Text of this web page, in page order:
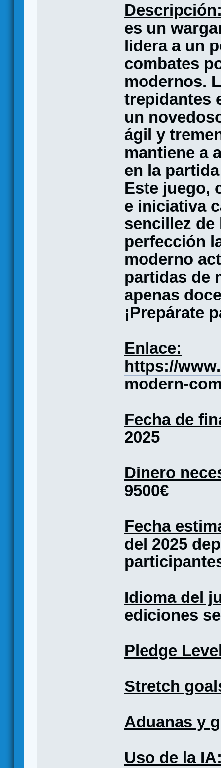
es un
lidera a un
combates
modernos.
trepidantes
un
ágil y
mantiene a
en la
Este juego,
e iniciativa
sencillez de
perfección
moderno
partidas de
apenas
¡Prepárate
Enlace:
https://
modern-
Fecha de
2025
Dinero
9500€
Fecha
del 2025
Idioma del
ediciones
Pledge
Stretch
Aduanas y
Uso de la